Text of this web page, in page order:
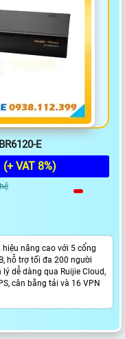
E
(+ VAT 8%)
hiệu năng cao với 5 cổng
hỗ trợ tối đa 200 người
dễ dàng qua Ruijie Cloud,
cân bằng tải và 16 VPN